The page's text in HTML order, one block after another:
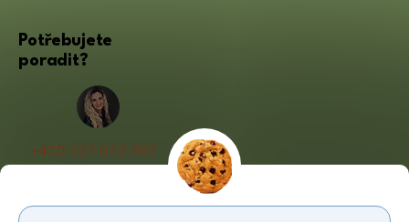
Potřebujete
poradit?
+420 227 072 207
(Po - Pá 9:00 - 17:00)